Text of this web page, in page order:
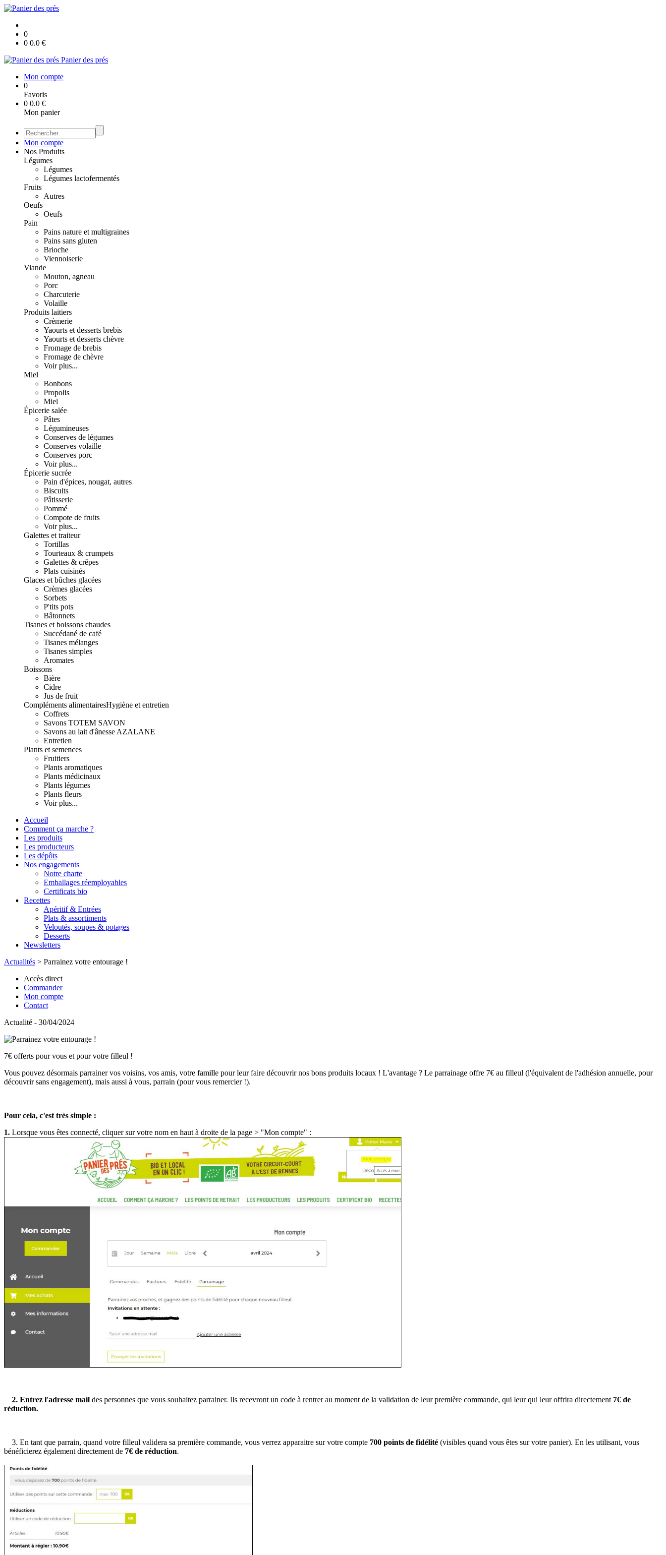
0
0 0.0 €
Panier des prés
Mon compte
0
Favoris
0 0.0 €
Mon panier
Mon compte
Nos Produits
Légumes
Légumes
Légumes lactofermentés
Fruits
Autres
Oeufs
Oeufs
Pain
Pains nature et multigraines
Pains sans gluten
Brioche
Viennoiserie
Viande
Mouton, agneau
Porc
Charcuterie
Volaille
Produits laitiers
Crèmerie
Yaourts et desserts brebis
Yaourts et desserts chèvre
Fromage de brebis
Fromage de chèvre
Voir plus...
Miel
Bonbons
Propolis
Miel
Épicerie salée
Pâtes
Légumineuses
Conserves de légumes
Conserves volaille
Conserves porc
Voir plus...
Épicerie sucrée
Pain d'épices, nougat, autres
Biscuits
Pâtisserie
Pommé
Compote de fruits
Voir plus...
Galettes et traiteur
Tortillas
Tourteaux & crumpets
Galettes & crêpes
Plats cuisinés
Glaces et bûches glacées
Crèmes glacées
Sorbets
P'tits pots
Bâtonnets
Tisanes et boissons chaudes
Succédané de café
Tisanes mélanges
Tisanes simples
Aromates
Boissons
Bière
Cidre
Jus de fruit
Compléments alimentairesHygiène et entretien
Coffrets
Savons TOTEM SAVON
Savons au lait d'ânesse AZALANE
Entretien
Plants et semences
Fruitiers
Plants aromatiques
Plants médicinaux
Plants légumes
Plants fleurs
Voir plus...
Accueil
Comment ça marche ?
Les produits
Les producteurs
Les dépôts
Nos engagements
Notre charte
Emballages réemployables
Certificats bio
Recettes
Apéritif & Entrées
Plats & assortiments
Veloutés, soupes & potages
Desserts
Newsletters
Actualités > Parrainez votre entourage !
Accès direct
Commander
Mon compte
Contact
Actualité - 30/04/2024
7€ offerts pour vous et pour votre filleul !
Vous pouvez désormais parrainer vos voisins, vos amis, votre famille pour leur faire découvrir nos bons produits locaux ! L'avantage ? Le parrainage offre 7€ au filleul (l'équivalent de l'adhésion annuelle, pour
découvrir sans engagement), mais aussi à vous, parrain (pour vous remercier !).
Pour cela, c'est très simple :
1. Lorsque vous êtes connecté, cliquer sur votre nom en haut à droite de la page > "Mon compte" :
2. Entrez l'adresse mail des personnes que vous souhaitez parrainer. Ils recevront un code à rentrer au moment de la validation de leur première commande, qui leur qui leur offrira directement 7€ de
réduction.
3. En tant que parrain, quand votre filleul validera sa première commande, vous verrez apparaitre sur votre compte 700 points de fidélité (visibles quand vous êtes sur votre panier). En les utilisant, vous
bénéficierez également directement de 7€ de réduction.